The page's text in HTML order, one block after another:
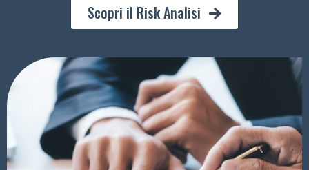
Scopri il Risk Analisi